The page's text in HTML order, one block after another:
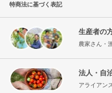
特商法に基づく表記
生産者の
農家さん・
法人・自
アライアン